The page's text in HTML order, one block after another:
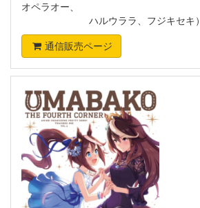
オペラオー、
ハルウララ、フジキセキ）
通信販売ページ